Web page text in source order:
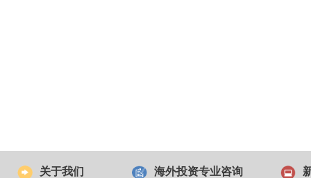
关于我们 海外投资专业咨询